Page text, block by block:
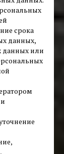
срока
данных,
данных или